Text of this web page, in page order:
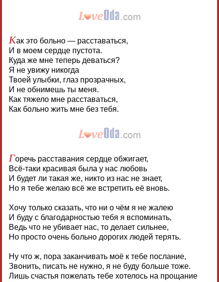
Как это больно — расставаться,
И в моем сердце пустота.
Куда же мне теперь деваться?
Я не увижу никогда
Твоей улыбки, глаз прозрачных,
И не обнимешь ты меня.
Как тяжело мне расставаться,
Как больно жить мне без тебя.
Горечь расставания сердце обжигает,
Всё-таки красивая была у нас любовь
И будет ли такая же, никто из нас не знает,
Но я тебе желаю всё же встретить её вновь.
Хочу только сказать, что ни о чём я не жалею
И буду с благодарностью тебя я вспоминать,
Ведь что не убивает нас, то делает сильнее,
Но просто очень больно дорогих людей терять.
Ну что ж, пора заканчивать моё к тебе послание,
Звонить, писать не нужно, я не буду больше тоже.
Лишь счастья пожелать тебе хотелось на прощание